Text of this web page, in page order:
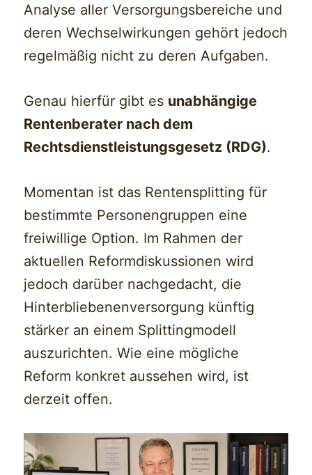
Analyse aller Versorgungsbereiche und
deren Wechselwirkungen gehört jedoch
regelmäßig nicht zu deren Aufgaben.
Genau hierfür gibt es unabhängige
Rentenberater nach dem
Rechtsdienstleistungsgesetz (RDG).
Momentan ist das Rentensplitting für
bestimmte Personengruppen eine
freiwillige Option. Im Rahmen der
aktuellen Reformdiskussionen wird
jedoch darüber nachgedacht, die
Hinterbliebenenversorgung künftig
stärker an einem Splittingmodell
auszurichten. Wie eine mögliche
Reform konkret aussehen wird, ist
derzeit offen.